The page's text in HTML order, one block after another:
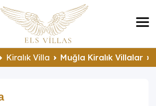
Kiralık Villa Muğla Kiralık Villalar